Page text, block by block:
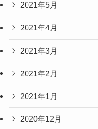
2021年5月
2021年4月
2021年3月
2021年2月
2021年1月
2020年12月